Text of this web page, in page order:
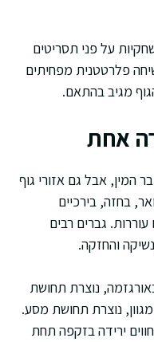
על פני תסריטים
פלרטטנית מפחיתים
מגיב בהתאם.
אחת
המין, אבל גם אזורי גוף
בחזה, בירכיים
גברים רבים
והחזקה.
נוצרת תחושת
נוצרת תחושת מסע.
ירידה בזקפה תחת